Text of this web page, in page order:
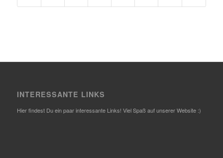
INTERESSANTE LINKS
Hier findest Du ein paar interessante Links! Viel Spaß auf unserer Website :)